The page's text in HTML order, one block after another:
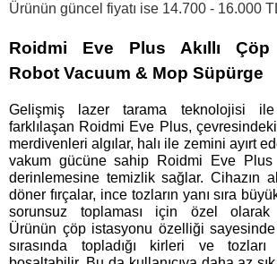
Ürünün güncel fiyatı ise 14.700 - 16.000
Roidmi Eve Plus Akıllı Çöp
Robot Vacuum & Mop Süpürge
Gelişmiş lazer tarama teknolojisi ile
farklılaşan Roidmi Eve Plus,
merdivenleri algılar, halı ile zemini ayırt
vakum gücüne sahip Roidmi Eve Plus
derinlemesine temizlik sağlar. Cihazın
döner fırçalar, ince tozların yanı sıra
sorunsuz toplaması için özel olarak
Ürünün çöp istasyonu özelliği
sırasında topladığı kirleri ve